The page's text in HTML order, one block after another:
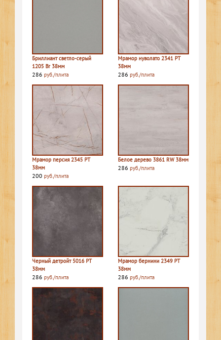
Бриллиант светло-серый
1205 Br 38мм
286 руб./плита
Мрамор нуволато 2341 PT
38мм
286 руб./плита
Мрамор персия 2345 PT
38мм
200 руб./плита
Белое дерево 3861 RW 38мм
286 руб./плита
Черный детройт 5016 PT
38мм
286 руб./плита
Мрамор бернини 2349 PT
38мм
286 руб./плита